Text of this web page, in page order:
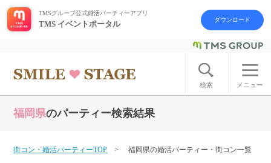
ログイン アカウント登録
はじめての方へ
今週の婚活パーティー
TMSグループ公式婚活パーティーアプリ
TMS イベントポータル ダウンロード
検索 メニュー
福岡県のパーティー検索結果
街コン・婚活パーティーTOP 福岡県の婚活パーティー・街コン一覧